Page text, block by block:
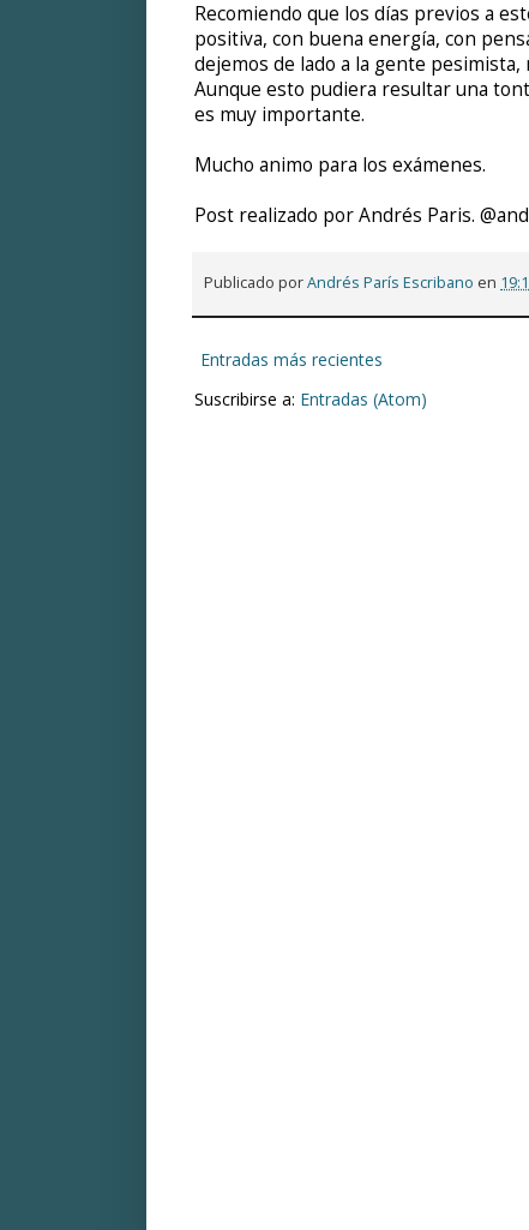
Recomiendo que los días previos a
positiva, con buena energía, con
dejemos de lado a la gente pesimista,
Aunque esto pudiera resultar una
es muy importante.
Mucho animo para los exámenes.
Post realizado por Andrés Paris.
Publicado porAndrés París Escribano en
Entradas más recientes
Suscribirse a: Entradas (Atom)